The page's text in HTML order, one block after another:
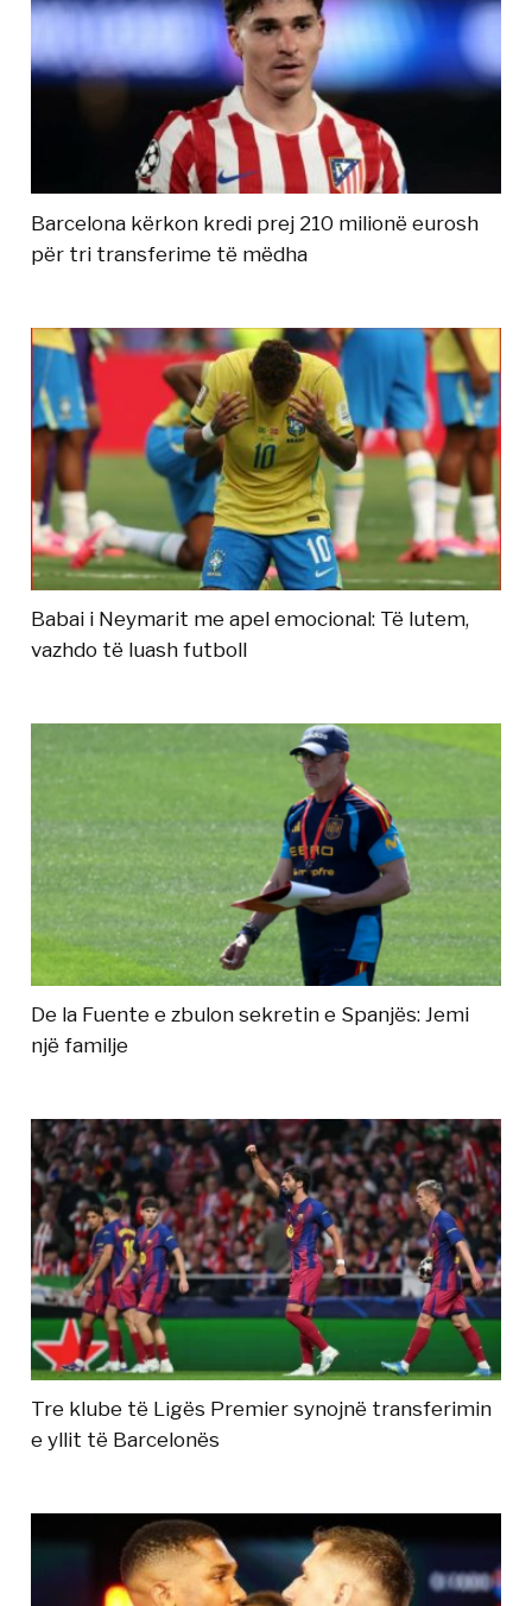
Barcelona kërkon kredi prej 210 milionë eurosh
për tri transferime të mëdha
Babai i Neymarit me apel emocional: Të lutem,
vazhdo të luash futboll
De la Fuente e zbulon sekretin e Spanjës: Jemi
një familje
Tre klube të Ligës Premier synojnë transferimin
e yllit të Barcelonës